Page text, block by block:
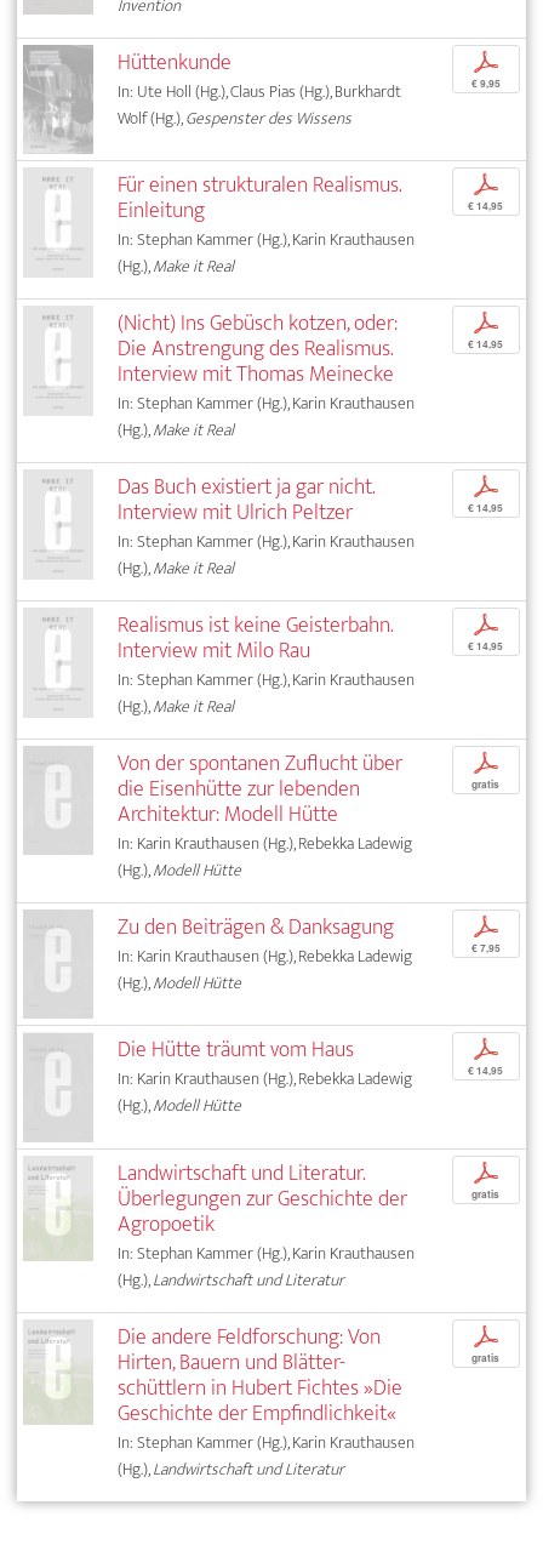
Hüttenkunde
In: Ute Holl (Hg.), Claus Pias (Hg.), Burkhardt
Wolf (Hg.),Gespenster des Wissens
p
€ 9,95
Für einen strukturalen Realismus.
Einleitung
In: Stephan Kammer (Hg.), Karin Krauthausen
(Hg.),Make it Real
p
€ 14,95
(Nicht) Ins Gebüsch kotzen, oder:
Die Anstrengung des Realismus.
Interview mit Thomas Meinecke
In: Stephan Kammer (Hg.), Karin Krauthausen
(Hg.),Make it Real
p
€ 14,95
Das Buch existiert ja gar nicht.
Interview mit Ulrich Peltzer
In: Stephan Kammer (Hg.), Karin Krauthausen
(Hg.),Make it Real
p
€ 14,95
Realismus ist keine Geisterbahn.
Interview mit Milo Rau
In: Stephan Kammer (Hg.), Karin Krauthausen
(Hg.),Make it Real
p
€ 14,95
Von der spontanen Zuflucht über
die Eisenhütte zur lebenden
Architektur: Modell Hütte
In: Karin Krauthausen (Hg.), Rebekka Ladewig
(Hg.),Modell Hütte
p
gratis
Zu den Beiträgen & Danksagung
In: Karin Krauthausen (Hg.), Rebekka Ladewig
(Hg.),Modell Hütte
p
€ 7,95
Die Hütte träumt vom Haus
In: Karin Krauthausen (Hg.), Rebekka Ladewig
(Hg.),Modell Hütte
p
€ 14,95
Landwirtschaft und Literatur.
Überlegungen zur Geschichte der
Agropoetik
In: Stephan Kammer (Hg.), Karin Krauthausen
(Hg.),Landwirtschaft und Literatur
p
gratis
Die andere Feldforschung: Von
Hirten, Bauern und Blätter­-
schüttlern in Hubert Fichtes »Die
Geschichte der Empfindlichkeit«
In: Stephan Kammer (Hg.), Karin Krauthausen
(Hg.),Landwirtschaft und Literatur
p
gratis